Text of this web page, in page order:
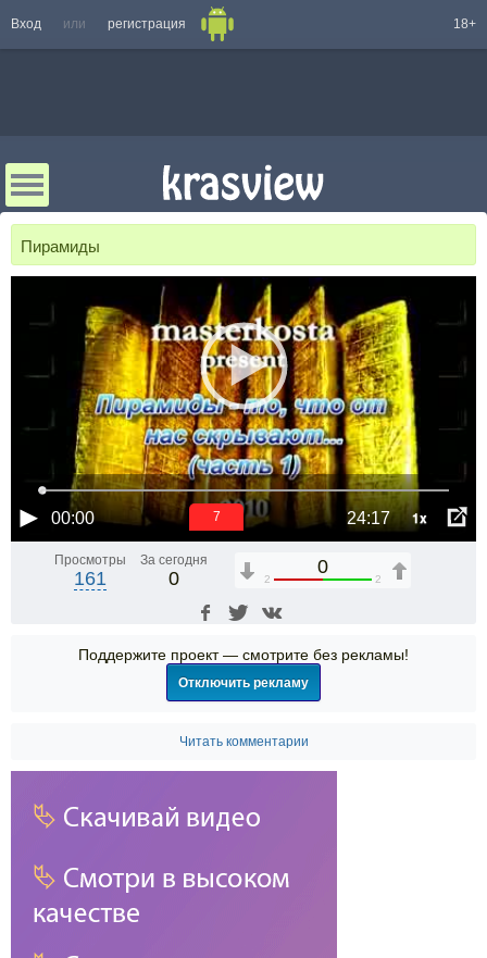
Вход или регистрация 18+
Пирамиды
00:00 24:17 1x
6
Просмотры
161
За сегодня
0
0
2 2
Поддержите проект — смотрите без рекламы!
Отключить рекламу
Читать комментарии